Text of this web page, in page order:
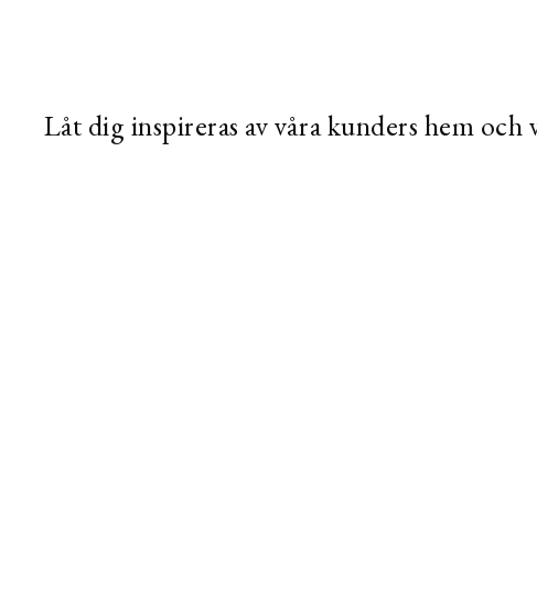
Låt dig inspireras av våra kunders hem